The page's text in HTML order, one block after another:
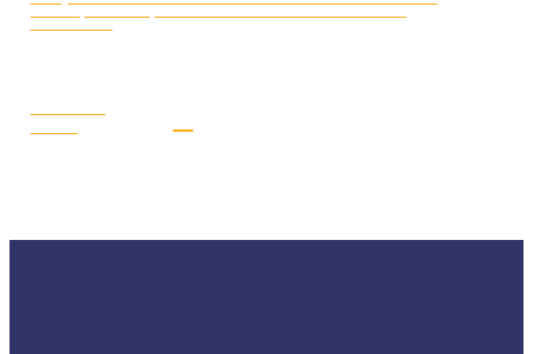
A GYOR (UNGHERIA) PER LA SECONDA E PENULTIMA TAPPA
STAGIONALE